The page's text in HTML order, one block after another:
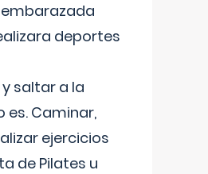
deportes
saltar a la
es. Caminar,
ejercicios
de Pilates u